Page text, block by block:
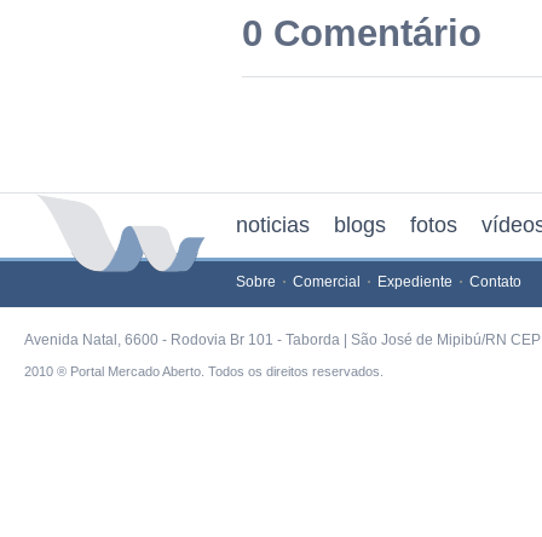
0 Comentário
noticias blogs fotos
Sobre Comercial Expediente Contato
Avenida Natal, 6600 - Rodovia Br 101 - Taborda | São José de Mipibú/RN
2010 ® Portal Mercado Aberto. Todos os direitos reservados.